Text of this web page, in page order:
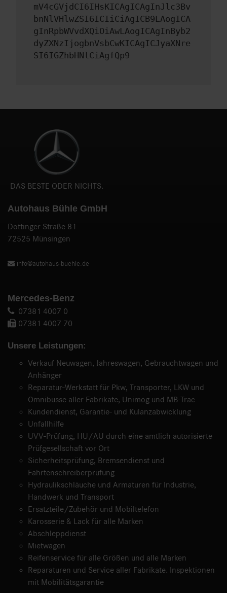
mV4cGVjdCI6IHsKICAgICAgInJlc3Bv
bnNlVHlwZSI6ICIiCiAgICB9LAogICA
gInRpbWVvdXQiOiAwLAogICAgInByb2
dyZXNzIjogbnVsbCwKICAgICJyaXNre
SI6IGZhbHNlCiAgfQp9
DAS BESTE ODER NICHTS.
Autohaus Bühle GmbH
Dottinger Straße 81
72525 Münsingen
info@autohaus-buehle.de
Mercedes-Benz
07381 4007 0
07381 4007 70
Unsere Leistungen:
Verkauf Neuwagen, Jahreswagen, Gebrauchtwagen und
Anhänger
Reparatur-Werkstatt für Pkw, Transporter, LKW und
Omnibusse aller Fabrikate, Unimog und MB-Trac
Kundendienst, Garantie- und Kulanzabwicklung
Unfallhilfe
UVV-Prüfung, HU/AU durch eine amtlich autorisierte
Prüfgesellschaft vor Ort
Sicherheitsprüfung, Bremsendienst und
Fahrtenschreiberprüfung
Hydraulikschläuche und Armaturen für Industrie,
Handwerk und Transport
Ersatzteile/Zubehör und Mobiltelefon
Karosserie & Lack für alle Marken
Abschleppdienst
Mietwagen
Reifenservice für alle Größen und alle Marken
Reparaturen und Service aller Fabrikate. Inspektionen
mit Mobilitätsgarantie